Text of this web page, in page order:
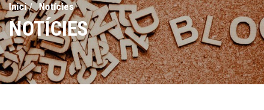
Inici / Notícies
NOTÍCIES